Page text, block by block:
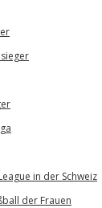
in der Schweiz
der Frauen